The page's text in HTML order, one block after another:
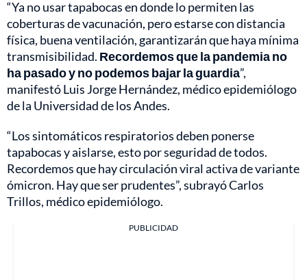
“Ya no usar tapabocas en donde lo permiten las
coberturas de vacunación, pero estarse con distancia
física, buena ventilación, garantizarán que haya mínima
transmisibilidad. Recordemos que la pandemia no
ha pasado y no podemos bajar la guardia”,
manifestó Luis Jorge Hernández, médico epidemiólogo
de la Universidad de los Andes.
“Los sintomáticos respiratorios deben ponerse
tapabocas y aislarse, esto por seguridad de todos.
Recordemos que hay circulación viral activa de variante
ómicron. Hay que ser prudentes”, subrayó Carlos
Trillos, médico epidemiólogo.
PUBLICIDAD